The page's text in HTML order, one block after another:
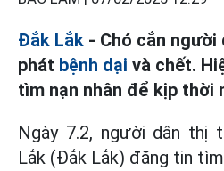
Đắk Lắk - Chó cắn
phát bệnh dại và chết.
tìm nạn nhân để kịp thời
Ngày 7.2, người dân thị
Lắk (Đắk Lắk) đăng tin